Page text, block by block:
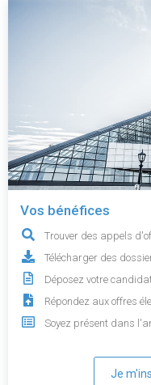
Vos bénéfices
Trouver des appels
Télécharger des
Déposez votre
Répondez aux offres
Soyez présent dans
Je